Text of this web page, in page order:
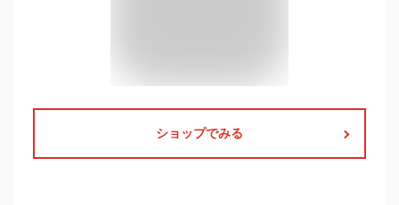
ショップでみる